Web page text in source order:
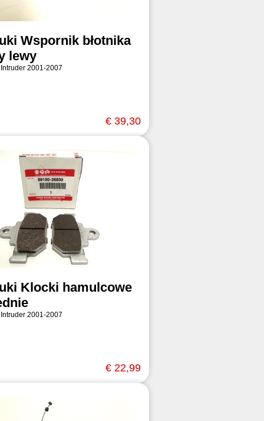
Wspornik błotnika
lewy
2001-2007
€ 39,30
Klocki hamulcowe
2001-2007
€ 22,99